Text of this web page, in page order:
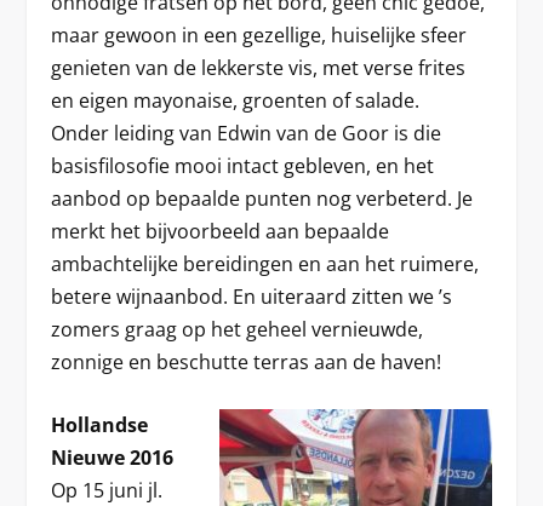
maar gewoon in een gezellige, huiselijke sfeer
genieten van de lekkerste vis, met verse frites
en eigen mayonaise, groenten of salade.
Onder leiding van Edwin van de Goor is die
basisfilosofie mooi intact gebleven, en het
aanbod op bepaalde punten nog verbeterd. Je
merkt het bijvoorbeeld aan bepaalde
ambachtelijke bereidingen en aan het ruimere,
betere wijnaanbod. En uiteraard zitten we ’s
zomers graag op het geheel vernieuwde,
zonnige en beschutte terras aan de haven!
Hollandse
Nieuwe 2016
Op 15 juni jl.